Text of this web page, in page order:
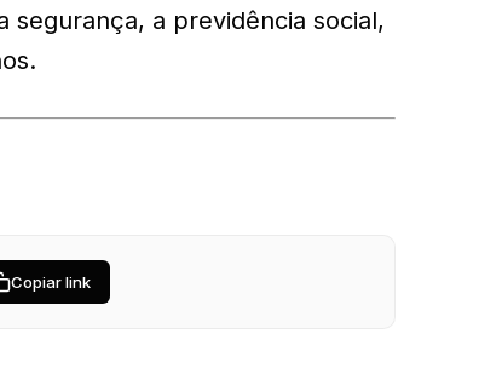
segurança, a previdência social,
Copiar link